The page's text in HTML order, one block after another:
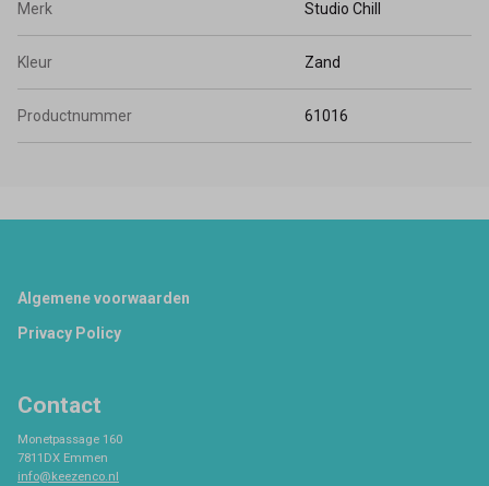
Merk Studio Chill
Kleur Zand
Productnummer 61016
Footer
Algemene voorwaarden
Privacy Policy
Contact
Monetpassage 160
7811DX Emmen
info@keezenco.nl